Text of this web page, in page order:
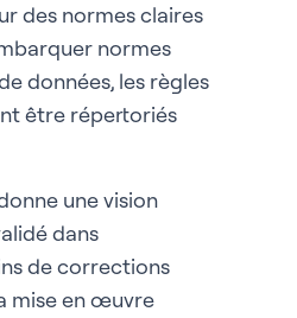
des normes claires
normes
données, les règles
être répertoriés
une vision
dans
de corrections
mise en œuvre